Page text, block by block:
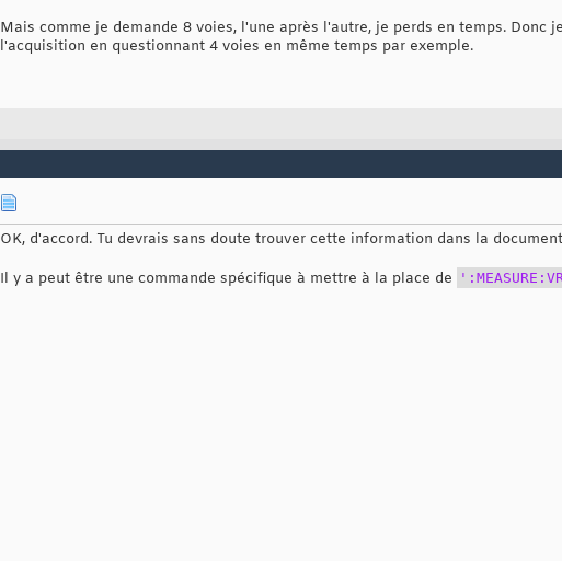
Mais comme je demande 8 voies, l'une après l'autre, je perds en temps. Donc
l'acquisition en questionnant 4 voies en même temps par exemple.
OK, d'accord. Tu devrais sans doute trouver cette information dans la
Il y a peut être une commande spécifique à mettre à la place de